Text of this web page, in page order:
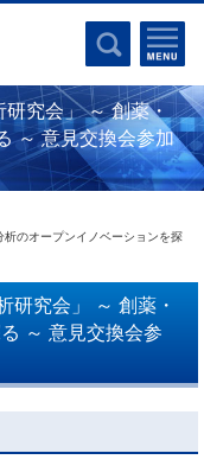
ロンティア
研究会」 ～ 創薬・
～ 意見交換会参加
析のオープンイノベーションを探
研究会」 ～ 創薬・
～ 意見交換会参